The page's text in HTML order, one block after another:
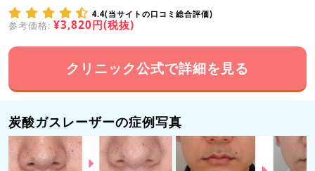
4.4(当サイトの口コミ総合評価)
参考価格: ¥3,820円(税抜)
クリニック公式で詳細を見る
炭酸ガスレーザーの症例写真